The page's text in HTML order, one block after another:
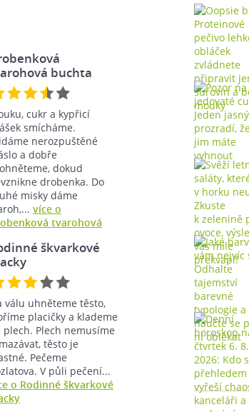
buchta
cukr a kypřicí
smícháme.
nerozpuštěné
a dobře
dokud
drobenka. Do
misky dáme
více o
tvarohová
škvarkové
válu uhněteme těsto,
placičky a klademe
plech. Plech nemusíme
těsto je
Pečeme
V půli pečení...
o Rodinné škvarkové